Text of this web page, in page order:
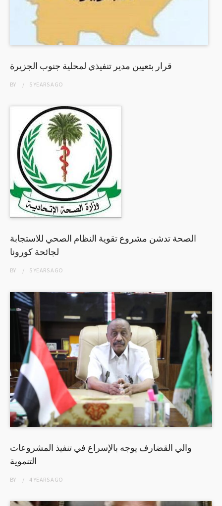
قرار بتعيين مدير تنفيذي لمحلية جنوب الجزيرة
BY 5 YEARSAGO
الصحة تدشن مشروع تقوية النظام الصحي للاستجابة
لجائحة كورونا
BY 5 YEARSAGO
والي القضارف يوجه بالإسراع في تنفيذ المشروعات
التنموية
BY 4 YEARSAGO